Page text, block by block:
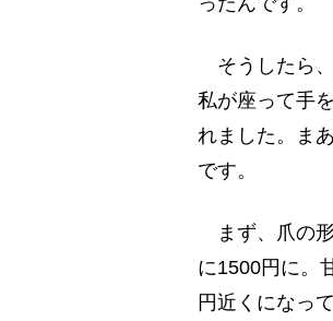
そうしたら、
私が座って手
れました。ま
です。
まず、爪の
に1500円に。
円近くになっ